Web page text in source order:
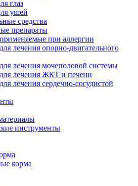
глаз
ушей
средства
препараты
при аллергии
лечения опорно-двигательного
лечения мочеполовой системы
лечения ЖКТ и печени
лечения сердечно-сосудистой
инструменты
корма